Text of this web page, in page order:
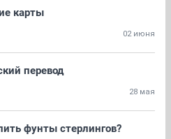
карты
02 июня
перевод
28 мая
фунты стерлингов?